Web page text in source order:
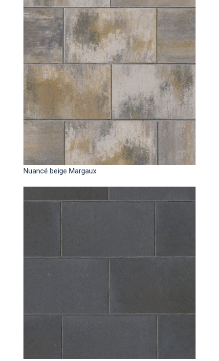
Nuancé beige Margaux